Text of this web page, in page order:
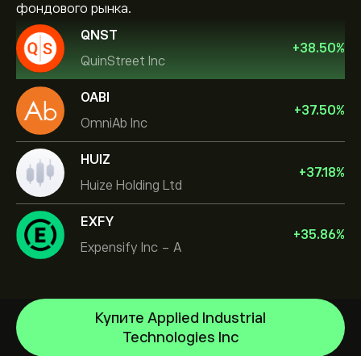
фондового рынка.
QNST
QuinStreet Inc
+38.50%
OABI
OmniAb Inc
+37.50%
HUIZ
Huize Holding Ltd
+37.18%
EXFY
Expensify Inc - A
+35.86%
Купите Applied Industrial
Technologies Inc
NVIDIA Corporation